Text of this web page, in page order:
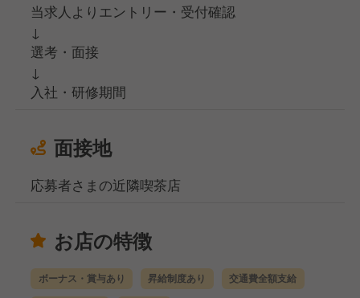
当求人よりエントリー・受付確認
↓
選考・面接
↓
入社・研修期間
面接地
応募者さまの近隣喫茶店
お店の特徴
ボーナス・賞与あり 昇給制度あり 交通費全額支給